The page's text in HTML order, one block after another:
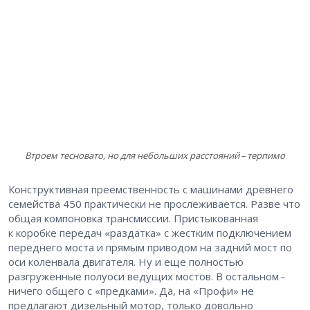
Втроем тесновато, но для небольших расстояний – ​терпимо
Конструктивная преемственность с машинами древнего
семейства 450 практически не прослеживается. Разве что
общая компоновка трансмиссии. Пристыкованная
к коробке передач «раздатка» с жестким подключением
переднего моста и прямым приводом на задний мост по
оси коленвала двигателя. Ну и еще полностью
разгруженные полуоси ведущих мостов. В остальном – ​
ничего общего с «предками». Да, на «Профи» не
предлагают дизельный мотор, только довольно